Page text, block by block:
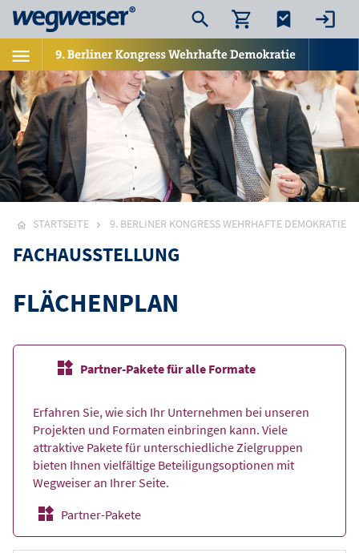
STARTSEITE 9. BERLINER KONGRESS WEHRHAFTE DEMOKRATIE
FACHAUSSTELLUNG
FLÄCHENPLAN
Partner-Pakete für alle Formate
Erfahren Sie, wie sich Ihr Unternehmen bei unseren
Projekten und Formaten einbringen kann. Viele
attraktive Pakete für unterschiedliche Zielgruppen
bieten Ihnen vielfältige Beteiligungsoptionen mit
Wegweiser an Ihrer Seite.
Partner-Pakete